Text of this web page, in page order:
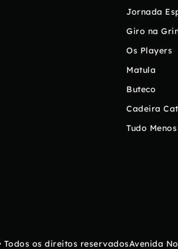
Jornada
Giro na
Os Players
Matula
Buteco
Cadeira
Tudo
Todos os direitos reservadosAvenida